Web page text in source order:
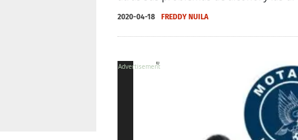
2020-04-18 FREDDY NUILA
X